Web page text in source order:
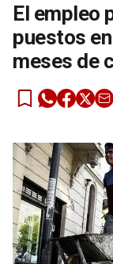
El empleo
puestos
meses de